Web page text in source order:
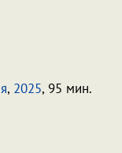
, 2025, 95 мин.